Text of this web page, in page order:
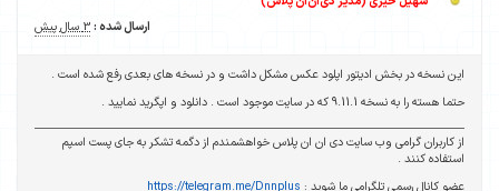
ارسال شده :3 سال پیش
این نسخه در بخش ادیتور اپلود عکس مشکل داشت و در نسخه های بعدی رفع شده است .
حتما هسته را به نسخه 9.11.1 که در سایت موجود است . دانلود و اپگرید نمایید .
از کاربران گرامی وب سایت دی ان ان پلاس خواهشمندم از دگمه تشکر به جای پست اسپم
استفاده کنند .
عضو کانال رسمی تلگرامی ما شوید : https://telegram.me/Dnnplus